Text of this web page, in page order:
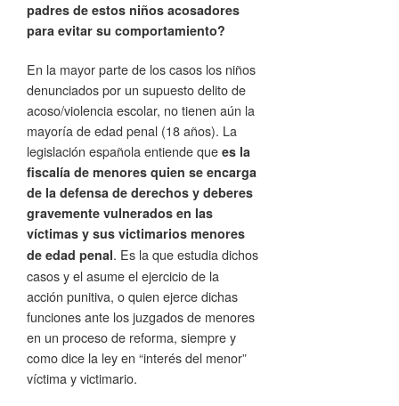
padres de estos niños acosadores
para evitar su comportamiento?
En la mayor parte de los casos los niños
denunciados por un supuesto delito de
acoso/violencia escolar, no tienen aún la
mayoría de edad penal (18 años). La
legislación española entiende que es la
fiscalía de menores quien se encarga
de la defensa de derechos y deberes
gravemente vulnerados en las
víctimas y sus victimarios menores
de edad penal. Es la que estudia dichos
casos y el asume el ejercicio de la
acción punitiva, o quien ejerce dichas
funciones ante los juzgados de menores
en un proceso de reforma, siempre y
como dice la ley en “interés del menor”
víctima y victimario.